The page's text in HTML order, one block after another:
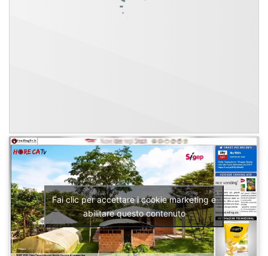
Fai clic per accettare i cookie marketing e
abilitare questo contenuto